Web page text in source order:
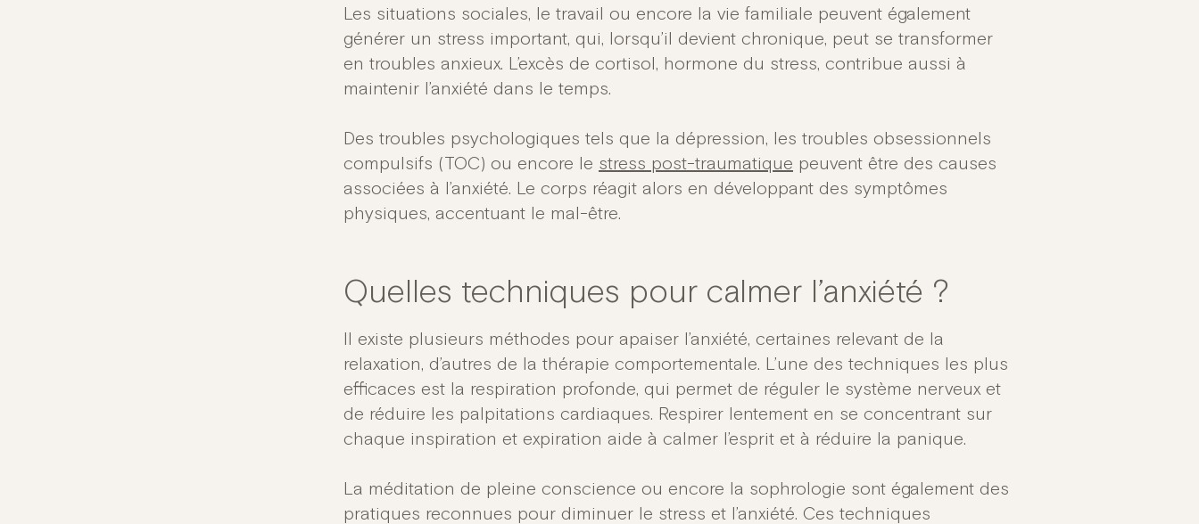
Les situations sociales, le travail ou encore la vie familiale peuvent également
générer un stress important, qui, lorsqu’il devient chronique, peut se transformer
en troubles anxieux. L’excès de cortisol, hormone du stress, contribue aussi à
maintenir l’anxiété dans le temps.
Des troubles psychologiques tels que la dépression, les troubles obsessionnels
compulsifs (TOC) ou encore le stress post-traumatique peuvent être des causes
associées à l’anxiété. Le corps réagit alors en développant des symptômes
physiques, accentuant le mal-être.
Quelles techniques pour calmer l’anxiété ?
Il existe plusieurs méthodes pour apaiser l’anxiété, certaines relevant de la
relaxation, d’autres de la thérapie comportementale. L’une des techniques les plus
efficaces est la respiration profonde, qui permet de réguler le système nerveux et
de réduire les palpitations cardiaques. Respirer lentement en se concentrant sur
chaque inspiration et expiration aide à calmer l’esprit et à réduire la panique.
La méditation de pleine conscience ou encore la sophrologie sont également des
pratiques reconnues pour diminuer le stress et l’anxiété. Ces techniques